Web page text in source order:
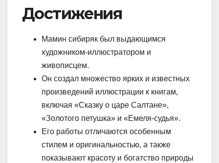
Достижения
Мамин сибиряк был выдающимся
художником-иллюстратором и
живописцем.
Он создал множество ярких и известных
произведений иллюстрации к книгам,
включая «Сказку о царе Салтане»,
«Золотого петушка» и «Емеля-судья».
Его работы отличаются особенным
стилем и оригинальностью, а также
показывают красоту и богатство природы